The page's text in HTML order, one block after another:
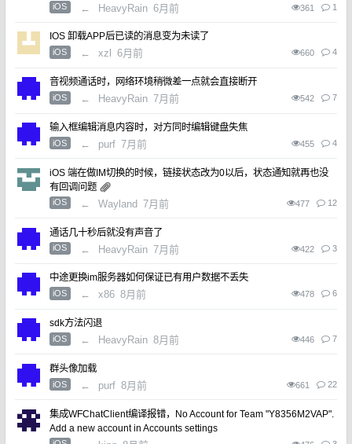
iOS ← HeavyRain 6月前 361 1
IOS 卸载APP后已读的消息变为未读了
iOS ← xzl 6月前 660 4
音视频通话时，网络环境稍微差一点就会直接断开
iOS ← HeavyRain 7月前 542 7
输入框编辑消息内容时，对方同时编辑键盘失焦
iOS ← purf 7月前 455 4
iOS 端在做IM切换的时候，链接状态改为0以后，状态通知就再也没
有回调问题
iOS ← Wayland 7月前 477 12
通话几十秒后就没有声音了
iOS ← HeavyRain 7月前 422 3
中途更换im服务器如何保证已有用户数据不丢失
iOS ← x86 8月前 478 6
sdk方法闪退
iOS ← HeavyRain 8月前 446 7
群头像加载
iOS ← purf 8月前 661 22
集成WFChatClient编译报错，No Account for Team "Y8356M2VAP".
Add a new account in Accounts settings